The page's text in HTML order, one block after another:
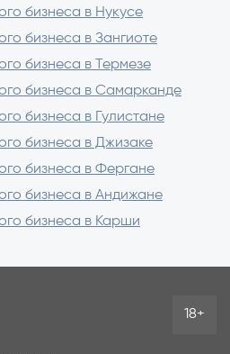
одобрения
бизнеса в Нукусе
бизнеса в Зангиоте
бизнеса в Термезе
бизнеса в Самарканде
бизнеса в Гулистане
бизнеса в Джизаке
бизнеса в Фергане
бизнеса в Андижане
бизнеса в Карши
18+